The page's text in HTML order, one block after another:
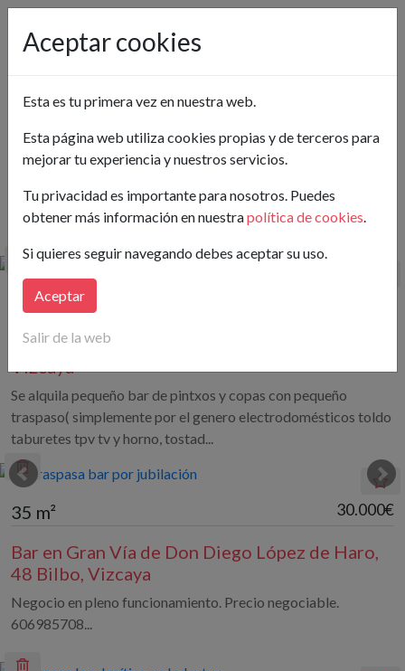
Hay publicados 3 Bar en Traspaso en Bilbao
30 m²(18,33€/m²)
Bar en Luis Briñas Kalea, 25 Bilbo,
Vizcaya
Se alquila pequeño bar de pintxos y copas con pequeño
traspaso( simplemente por el genero electrodomésticos toldo
taburetes tpv tv y horno, tostad...
35 m² 30.000€
Bar en Gran Vía de Don Diego López de Haro,
48 Bilbo, Vizcaya
Negocio en pleno funcionamiento. Precio negociable.
606985708...
Aceptar cookies
Esta es tu primera vez en nuestra web.
Esta página web utiliza cookies propias y de terceros para
mejorar tu experiencia y nuestros servicios.
Tu privacidad es importante para nosotros. Puedes
obtener más información en nuestrapolítica de cookies.
Si quieres seguir navegando debes aceptar su uso.
Aceptar
Salir de la web